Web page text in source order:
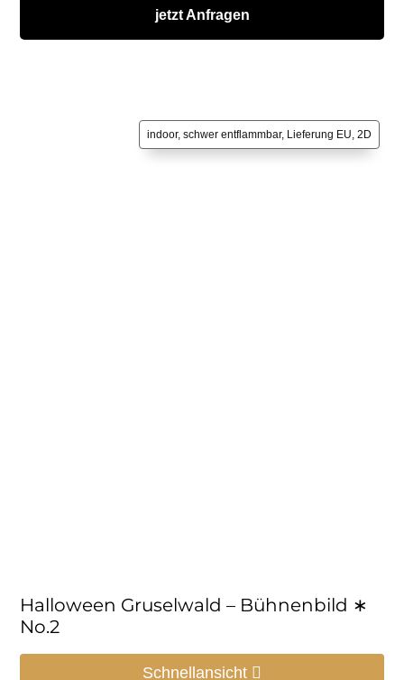
jetzt Anfragen
indoor, schwer entflammbar, Lieferung EU, 2D
Halloween Gruselwald – Bühnenbild ∗
No.2
Schnellansicht